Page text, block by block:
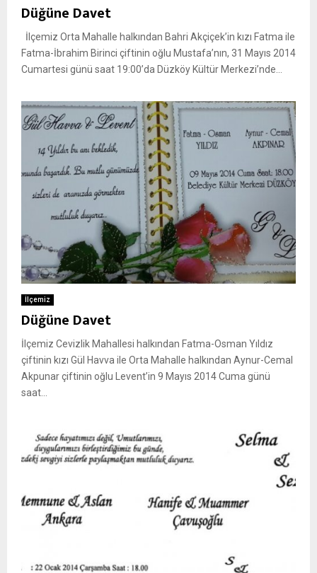
Düğüne Davet
İlçemiz Orta Mahalle halkından Bahri Akçiçek’in kızı Fatma ile
Fatma-İbrahim Birinci çiftinin oğlu Mustafa’nın, 31 Mayıs 2014
Cumartesi günü saat 19:00’da Düzköy Kültür Merkezi’nde...
İlçemiz
Düğüne Davet
İlçemiz Cevizlik Mahallesi halkından Fatma-Osman Yıldız
çiftinin kızı Gül Havva ile Orta Mahalle halkından Aynur-Cemal
Akpunar çiftinin oğlu Levent’in 9 Mayıs 2014 Cuma günü
saat...